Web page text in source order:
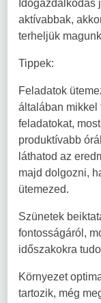
Időgazdálkodás
aktívabbak,
terheljük
Tippek:
Feladatok
általában mikkel
feladatokat,
produktívabb
láthatod az
majd dolgozni,
ütemezed.
Szünetek
fontosságáról,
időszakokra
Környezet
tartozik, még